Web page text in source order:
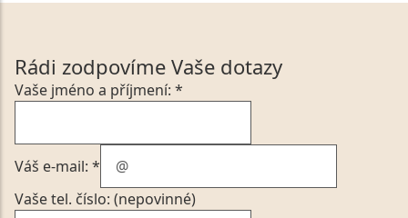
Rádi zodpovíme Vaše dotazy
Vaše jméno a příjmení: *
Váš e-mail: *
Vaše tel. číslo: (nepovinné)